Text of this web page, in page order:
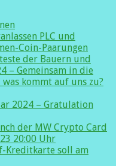
PLC und
Coin-Paarungen
der Bauern und
– Gemeinsam in die
kommt auf uns zu?
2024 – Gratulation
der MW Crypto Card
20:00 Uhr
Kreditkarte soll am